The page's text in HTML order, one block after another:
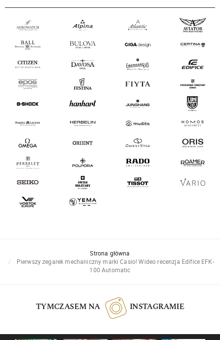
Strona główna
Pierwszy zegarek mechaniczny marki Casio! Wideo recenzja Edifice EFK-
100 Automatic
TYMCZASEM NA INSTAGRAMIE